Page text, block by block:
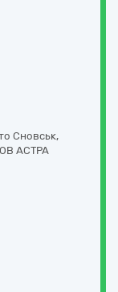
Сновськ,
АСТРА